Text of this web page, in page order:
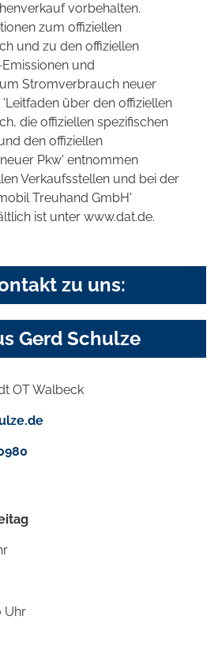
vorbehalten.
zum offiziellen
und zu den offiziellen
und
Stromverbrauch neuer
über den offiziellen
die offiziellen spezifischen
den offiziellen
Pkw' entnommen
Verkaufsstellen und bei der
Treuhand GmbH'
ist unter www.dat.de.
zu uns:
Gerd Schulze
OT Walbeck
Uhr